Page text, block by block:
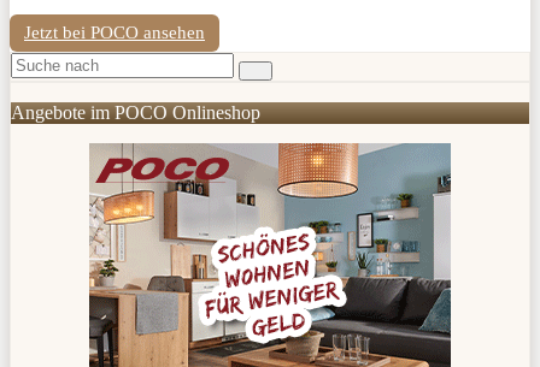
Jetzt bei POCO ansehen
Angebote im POCO Onlineshop